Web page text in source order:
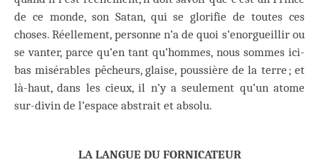
de ce monde, son Satan, qui se glorifie de toutes ces
choses. Réellement, personne n’a de quoi s’enorgueillir ou
se vanter, parce qu’en tant qu’hommes, nous sommes ici-
bas misérables pêcheurs, glaise, poussière de la terre ; et
là-haut, dans les cieux, il n’y a seulement qu’un atome
sur-divin de l’espace abstrait et absolu.
LA LANGUE DU FORNICATEUR